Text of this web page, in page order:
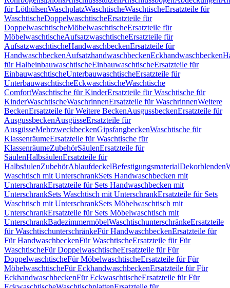
für LöthülsenWaschplatzWaschtischeWaschtischeErsatzteile für
WaschtischeDoppelwaschtischeErsatzteile für
DoppelwaschtischeMöbelwaschtischeErsatzteile für
MöbelwaschtischeAufsatzwaschtischeErsatzteile für
AufsatzwaschtischeHandwaschbeckenErsatzteile für
HandwaschbeckenAufsatzhandwaschbeckenEckhandwaschbecken
für HalbeinbauwaschtischeEinbauwaschtischeErsatzteile für
EinbauwaschtischeUnterbauwaschtischeErsatzteile für
UnterbauwaschtischeEckwaschtischeWaschtische
ComfortWaschtische für KinderErsatzteile für Waschtische für
KinderWaschtischeWaschrinnenErsatzteile für WaschrinnenWeitere
BeckenErsatzteile für Weitere BeckenAusgussbeckenErsatzteile für
AusgussbeckenAusgüsseErsatzteile für
AusgüsseMehrzweckbeckenGipsfangbeckenWaschtische für
KlassenräumeErsatzteile für Waschtische für
KlassenräumeZubehörSäulenErsatzteile für
SäulenHalbsäulenErsatzteile für
HalbsäulenZubehörAblaufdeckelBefestigungsmaterialDekorblenden
Waschtisch mit UnterschrankSets Handwaschbecken mit
UnterschrankErsatzteile für Sets Handwaschbecken mit
UnterschrankSets Waschtisch mit UnterschrankErsatzteile für Sets
Waschtisch mit UnterschrankSets Möbelwaschtisch mit
UnterschrankErsatzteile für Sets Möbelwaschtisch mit
UnterschrankBadezimmermöbelWaschtischunterschränkeErsatzteile
für WaschtischunterschränkeFür HandwaschbeckenErsatzteile für
Für HandwaschbeckenFür WaschtischeErsatzteile für Für
WaschtischeFür DoppelwaschtischeErsatzteile für Für
DoppelwaschtischeFür MöbelwaschtischeErsatzteile für Für
MöbelwaschtischeFür EckhandwaschbeckenErsatzteile für Für
EckhandwaschbeckenFür EckwaschtischeErsatzteile für Für